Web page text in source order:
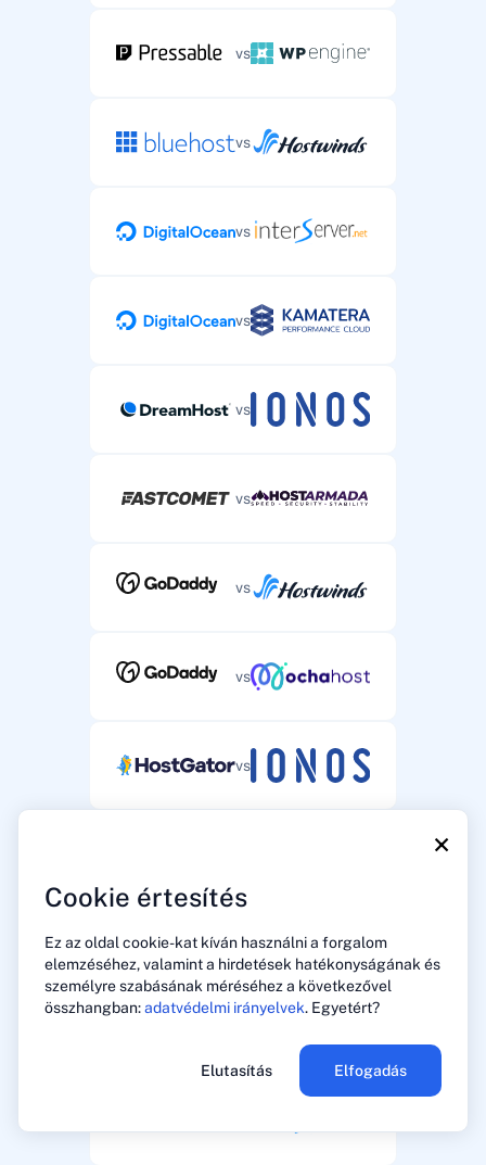
×
Cookie értesítés
Ez az oldal cookie-kat kíván használni a forgalom
elemzéséhez, valamint a hirdetések hatékonyságának és
személyre szabásának méréséhez a következővel
összhangban:adatvédelmi irányelvek. Egyetért?
Elutasítás Elfogadás
vs
vs
vs
vs
vs
vs
vs
vs
vs
vs